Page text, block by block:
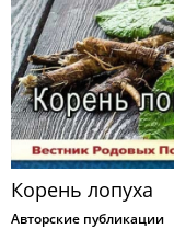
Корень лопуха
Авторские публикации